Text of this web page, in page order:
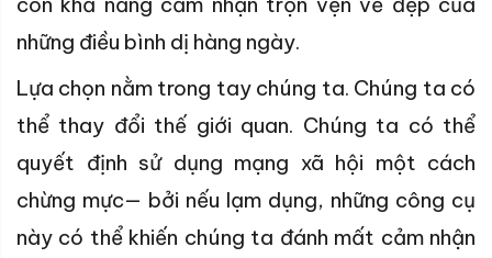
những điều bình dị hàng ngày.
Lựa chọn nằm trong tay chúng ta. Chúng ta có
thể thay đổi thế giới quan. Chúng ta có thể
quyết định sử dụng mạng xã hội một cách
chừng mực— bởi nếu lạm dụng, những công cụ
này có thể khiến chúng ta đánh mất cảm nhận